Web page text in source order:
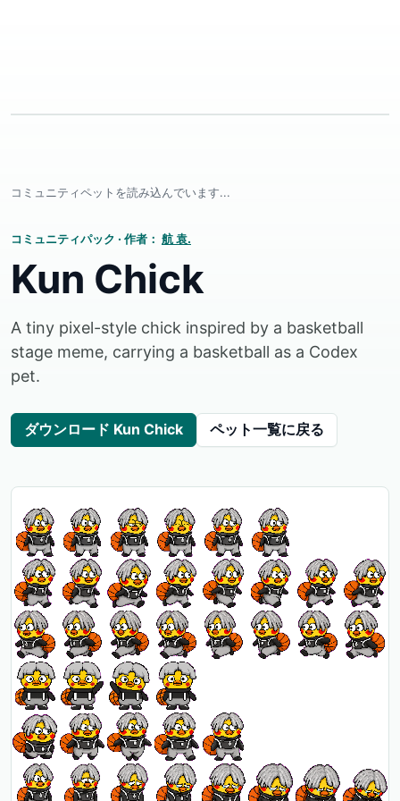
コミュニティペットを読み込んでいます...
コミュニティパック · 作者： 航 袁.
Kun Chick
A tiny pixel-style chick inspired by a basketball
stage meme, carrying a basketball as a Codex
pet.
ダウンロード Kun Chick ペット一覧に戻る